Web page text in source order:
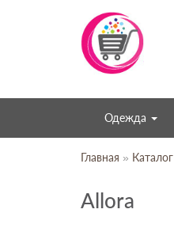
Одежда
Главная » Каталог
Allora